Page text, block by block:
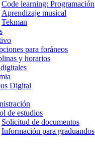
Code learning: Programación
Aprendizaje musical
Tekman
para foráneos
y horarios
Digital
de estudios
Solicitud de documentos
Información para graduandos